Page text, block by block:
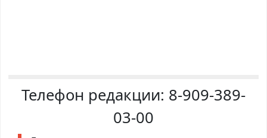
Телефон редакции: 8-909-389-
03-00